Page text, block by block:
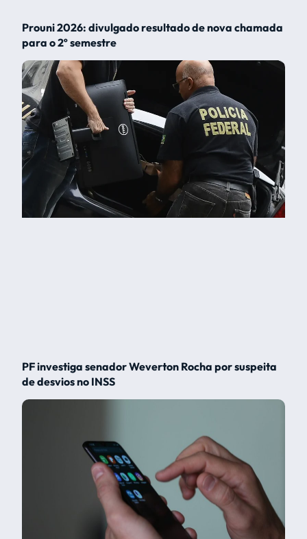
Prouni 2026: divulgado resultado de nova chamada
para o 2º semestre
PF investiga senador Weverton Rocha por suspeita
de desvios no INSS